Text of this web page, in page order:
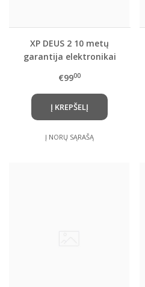
XP DEUS 2 10 metų
garantija elektronikai
€9900
Į KREPŠELĮ
Į NORŲ SĄRAŠĄ